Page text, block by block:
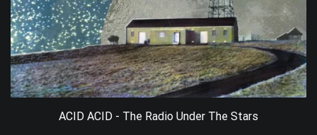
ACID ACID - The Radio Under The Stars